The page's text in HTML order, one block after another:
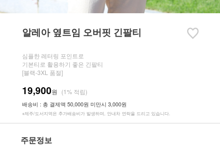
알레아 옆트임 오버핏 긴팔티
심플한 레터링 포인트로
기본티로 활용하기 좋은 긴팔티
[블랙-3XL 품절]
19,900원 (1% 적립)
배송비 : 총 결제액 50,000원 미만시 3,000원
※제주/도서지역은 추가배송비가 발생하며, 안내차 연락을 드리고 있습니다.
주문정보